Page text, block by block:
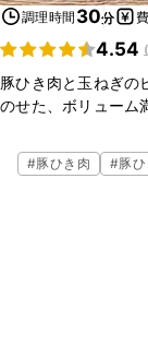
調理時間 30分
4.54 (
豚ひき肉と玉ねぎの
のせた、ボリューム
単に作れるので、
かがでしょうか。
#豚ひき肉 #豚